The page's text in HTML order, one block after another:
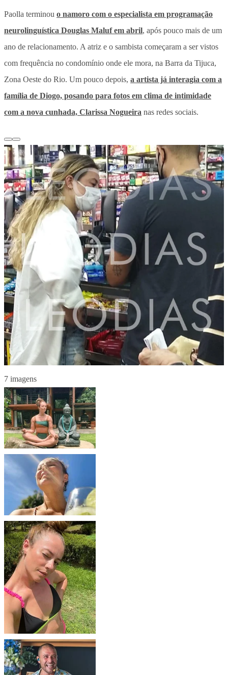
Paolla terminou o namoro com o especialista em programação
neurolinguística Douglas Maluf em abril, após pouco mais de um
ano de relacionamento. A atriz e o sambista começaram a ser vistos
com frequência no condomínio onde ele mora, na Barra da Tijuca,
Zona Oeste do Rio. Um pouco depois, a artista já interagia com a
família de Diogo, posando para fotos em clima de intimidade
com a nova cunhada, Clarissa Nogueira nas redes sociais.
7 imagens